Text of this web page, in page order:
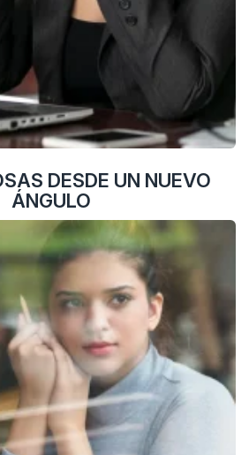
DESDE UN NUEVO
ÁNGULO